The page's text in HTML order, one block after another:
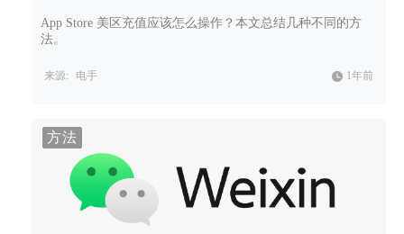
App Store 美区充值应该怎么操作？本文总结几种不同的方
法。
来源: 电手 1年前
方法